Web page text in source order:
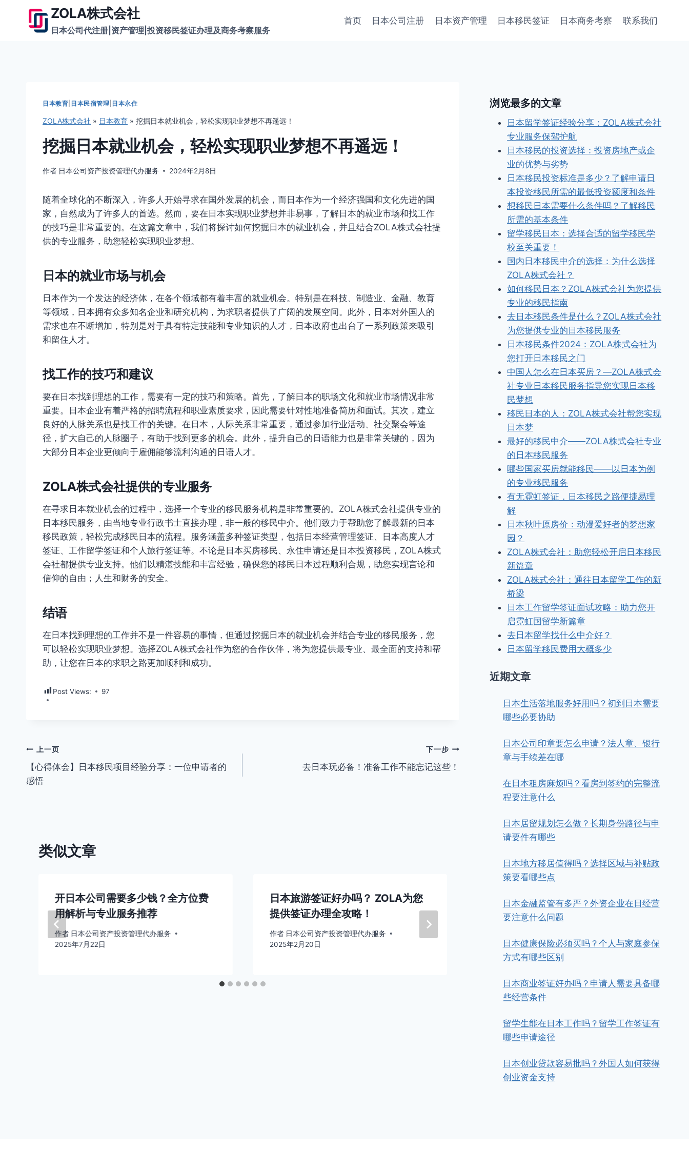
ZOLA株式会社
日本公司代注册|资产管理|投资移民签证办理及商务考察服务
首页 日本公司注册 日本资产管理 日本移民签证 日本商务考察 联系我们
日本教育 日本民宿管理 日本永住
ZOLA株式会社 » 日本教育 » 挖掘日本就业机会，轻松实现职业梦想不再遥远！
挖掘日本就业机会，轻松实现职业梦想不再遥远！
作者 日本公司资产投资管理代办服务 2024年2月8日
随着全球化的不断深入，许多人开始寻求在国外发展的机会，而日本作为一个经济强国和文化先进的国
家，自然成为了许多人的首选。然而，要在日本实现职业梦想并非易事，了解日本的就业市场和找工作
的技巧是非常重要的。在这篇文章中，我们将探讨如何挖掘日本的就业机会，并且结合ZOLA株式会社提
供的专业服务，助您轻松实现职业梦想。
日本的就业市场与机会
日本作为一个发达的经济体，在各个领域都有着丰富的就业机会。特别是在科技、制造业、金融、教育
等领域，日本拥有众多知名企业和研究机构，为求职者提供了广阔的发展空间。此外，日本对外国人的
需求也在不断增加，特别是对于具有特定技能和专业知识的人才，日本政府也出台了一系列政策来吸引
和留住人才。
找工作的技巧和建议
要在日本找到理想的工作，需要有一定的技巧和策略。首先，了解日本的职场文化和就业市场情况非常
重要。日本企业有着严格的招聘流程和职业素质要求，因此需要针对性地准备简历和面试。其次，建立
良好的人脉关系也是找工作的关键。在日本，人际关系非常重要，通过参加行业活动、社交聚会等途
径，扩大自己的人脉圈子，有助于找到更多的机会。此外，提升自己的日语能力也是非常关键的，因为
大部分日本企业更倾向于雇佣能够流利沟通的日语人才。
ZOLA株式会社提供的专业服务
在寻求日本就业机会的过程中，选择一个专业的移民服务机构是非常重要的。ZOLA株式会社提供专业的
日本移民服务，由当地专业行政书士直接办理，非一般的移民中介。他们致力于帮助您了解最新的日本
移民政策，轻松完成移民日本的流程。服务涵盖多种签证类型，包括日本经营管理签证、日本高度人才
签证、工作留学签证和个人旅行签证等。不论是日本买房移民、永住申请还是日本投资移民，ZOLA株式
会社都提供专业支持。他们以精湛技能和丰富经验，确保您的移民日本过程顺利合规，助您实现言论和
信仰的自由；人生和财务的安全。
结语
在日本找到理想的工作并不是一件容易的事情，但通过挖掘日本的就业机会并结合专业的移民服务，您
可以轻松实现职业梦想。选择ZOLA株式会社作为您的合作伙伴，将为您提供最专业、最全面的支持和帮
助，让您在日本的求职之路更加顺利和成功。
Post Views: 97
文
章
上一页
【心得体会】日本移民项目经验分享：一位申请者的
感悟
下一步
去日本玩必备！准备工作不能忘记这些！
类似文章
开日本公司需要多少钱？全方位费
用解析与专业服务推荐
作者 日本公司资产投资管理代办服务
2025年7月22日
日本旅游签证好办吗？ ZOLA为您
提供签证办理全攻略！
作者 日本公司资产投资管理代办服务
2025年2月20日
日本公司注册的法律效力，印章证
明的申请与使用
2025年6月30日
浏览最多的文章
日本留学签证经验分享：ZOLA株式会社
专业服务保驾护航
日本移民的投资选择：投资房地产或企
业的优势与劣势
日本移民投资标准是多少？了解申请日
本投资移民所需的最低投资额度和条件
想移民日本需要什么条件吗？了解移民
所需的基本条件
留学移民日本：选择合适的留学移民学
校至关重要！
国内日本移民中介的选择：为什么选择
ZOLA株式会社？
如何移民日本？ZOLA株式会社为您提供
专业的移民指南
去日本移民条件是什么？ZOLA株式会社
为您提供专业的日本移民服务
日本移民条件2024：ZOLA株式会社为
您打开日本移民之门
中国人怎么在日本买房？—ZOLA株式会
社专业日本移民服务指导您实现日本移
民梦想
移民日本的人：ZOLA株式会社帮您实现
日本梦
最好的移民中介——ZOLA株式会社专业
的日本移民服务
哪些国家买房就能移民——以日本为例
的专业移民服务
有无霓虹签证，日本移民之路便捷易理
解
日本秋叶原房价：动漫爱好者的梦想家
园？
ZOLA株式会社：助您轻松开启日本移民
新篇章
ZOLA株式会社：通往日本留学工作的新
桥梁
日本工作留学签证面试攻略：助力您开
启霓虹国留学新篇章
去日本留学找什么中介好？
日本留学移民费用大概多少
近期文章
日本生活落地服务好用吗？初到日本需要
哪些必要协助
日本公司印章要怎么申请？法人章、银行
章与手续差在哪
在日本租房麻烦吗？看房到签约的完整流
程要注意什么
日本居留规划怎么做？长期身份路径与申
请要件有哪些
日本地方移居值得吗？选择区域与补贴政
策要看哪些点
日本金融监管有多严？外资企业在日经营
要注意什么问题
日本健康保险必须买吗？个人与家庭参保
方式有哪些区别
日本商业签证好办吗？申请人需要具备哪
些经营条件
留学生能在日本工作吗？留学工作签证有
哪些申请途径
日本创业贷款容易批吗？外国人如何获得
创业资金支持